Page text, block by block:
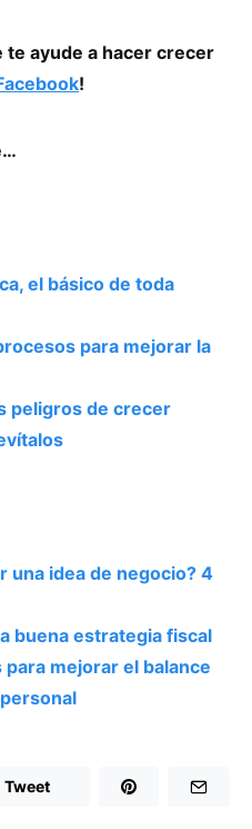
te ayude a hacer crecer
!
el básico de toda
para mejorar la
peligros de crecer
una idea de negocio? 4
buena estrategia fiscal
mejorar el balance
Tweet